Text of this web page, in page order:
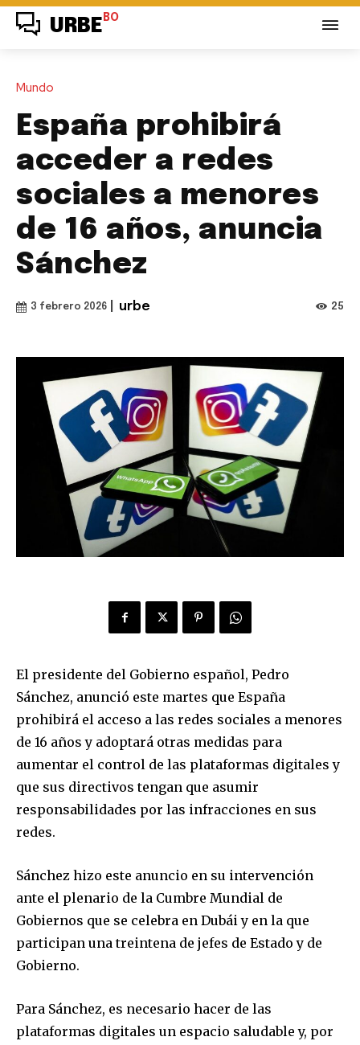
URBE BO
Mundo
España prohibirá
acceder a redes
sociales a menores
de 16 años, anuncia
Sánchez
3 febrero 2026 urbe 25
El presidente del Gobierno español, Pedro
Sánchez, anunció este martes que España
prohibirá el acceso a las redes sociales a menores
de 16 años y adoptará otras medidas para
aumentar el control de las plataformas digitales y
que sus directivos tengan que asumir
responsabilidades por las infracciones en sus
redes.
Sánchez hizo este anuncio en su intervención
ante el plenario de la Cumbre Mundial de
Gobiernos que se celebra en Dubái y en la que
participan una treintena de jefes de Estado y de
Gobierno.
Para Sánchez, es necesario hacer de las
plataformas digitales un espacio saludable y, por